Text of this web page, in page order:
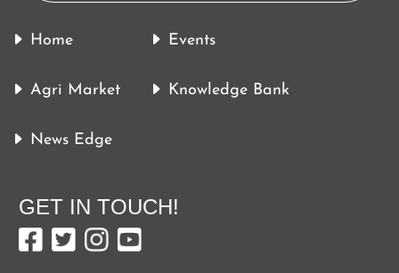
Home
Agri Market
News Edge
Events
Knowledge Bank
GET IN TOUCH!